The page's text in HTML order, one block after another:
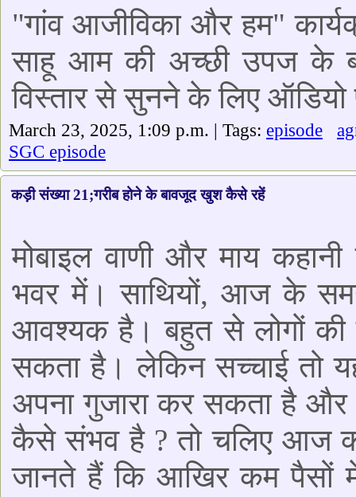
"गांव आजीविका और हम"
साहू आम की अच्छी उपज के
विस्तार से सुनने के लिए
March 23, 2025, 1:09 p.m. | Tags: episode
SGC episode
कड़ी संख्या 21;गरीब होने के बावजूद खुश कैसे रहें
मोबाइल वाणी और माय
भवर में। साथियों, आज के
आवश्यक है। बहुत से लोगों की
सकता है। लेकिन सच्चाई तो
अपना गुजारा कर सकता है
कैसे संभव है ? तो चलिए आज
जानते हैं कि आखिर कम पैसों